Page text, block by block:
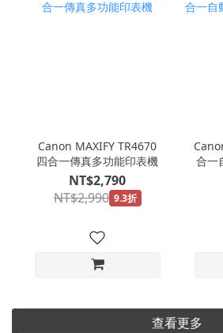
Canon MAXIFY TR4670
四合一傳真多功能印表機
NT$2,790
NT$2,990 9.3折
合一
查看更多